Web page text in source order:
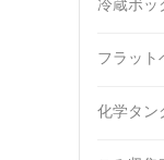
冷蔵ボッ
フラット
化学タン